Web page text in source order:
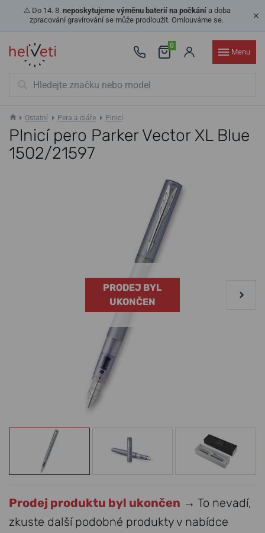
⚠️ Do 14. 8. neposkytujeme výměnu baterií na počkánía doba
zpracování gravírování se může prodloužit. Omlouváme se.
0
Menu
Ostatní Pera a diáře Plnicí
Plnicí pero Parker Vector XL Blue
1502/21597
PRODEJ BYL
UKONČEN
Prodej produktu byl ukončen → To nevadí,
zkuste další podobné produkty v nabídce